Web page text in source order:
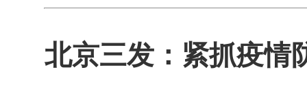
北京三发：紧抓疫情